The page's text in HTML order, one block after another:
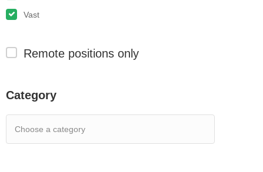
Vast
Remote positions only
Category